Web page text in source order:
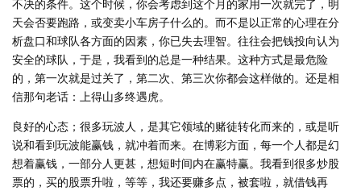
不决的条件。这个时候，你会考虑到这个月的家用一次就完了，明
天会否要跑路，或变卖小车房子什么的。而不是以正常的心理在分
析盘口和球队各方面的因素，你已失去理智。往往会把钱投向认为
安全的球队，于是，我看到的总是一种结果。这种方式是最危险
的，第一次就是过关了，第二次、第三次你都会这样做的。还是相
信那句老话：上得山多终遇虎。
良好的心态；很多玩波人，是其它领域的赌徒转化而来的，或是听
说和看到玩波能赢钱，就冲着而来。在博彩方面，每一个人都是幻
想着赢钱，一部分人更甚，想短时间内在赢特赢。我看到很多炒股
票的，买的股票升啦，等等，我还要赚多点，被套啦，就借钱再